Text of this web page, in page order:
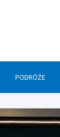
PODRÓŻE